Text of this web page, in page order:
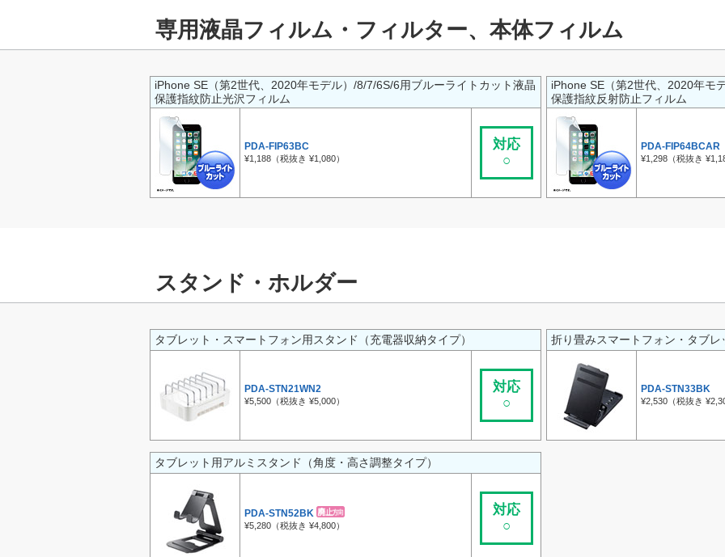
専用液晶フィルム・フィルター、本体フィルム
iPhone SE（第2世代、2020年モデル）/8/7/6S/6用ブルーライトカット液晶
保護指紋防止光沢フィルム
PDA-FIP63BC
¥1,188（税抜き ¥1,080）
対応
○
iPhone SE（第2世代、2020年モ
保護指紋反射防止フィルム
PDA-FIP64BCAR
¥1,298（税抜き
スタンド・ホルダー
タブレット・スマートフォン用スタンド（充電器収納タイプ）
PDA-STN21WN2
¥5,500（税抜き ¥5,000）
対応
○
折り畳みスマートフォン・タブレ
PDA-STN33BK
¥2,530（税抜き
タブレット用アルミスタンド（角度・高さ調整タイプ）
PDA-STN52BK
¥5,280（税抜き ¥4,800）
対応
○